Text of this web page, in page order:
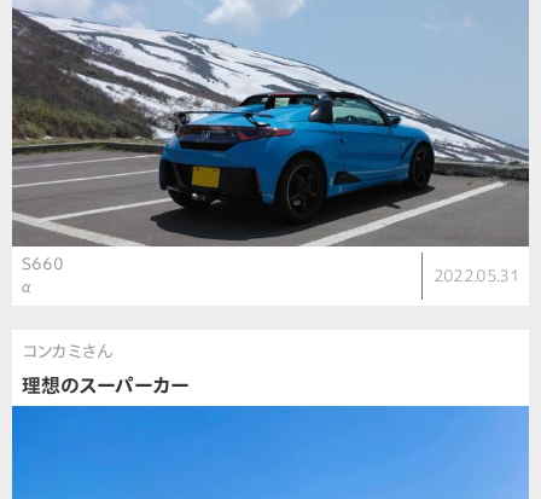
S660
α
2022.05.31
コンカミさん
理想のスーパーカー